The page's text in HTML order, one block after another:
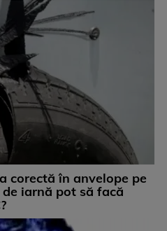
corectă în anvelope pe
iarnă pot să facă